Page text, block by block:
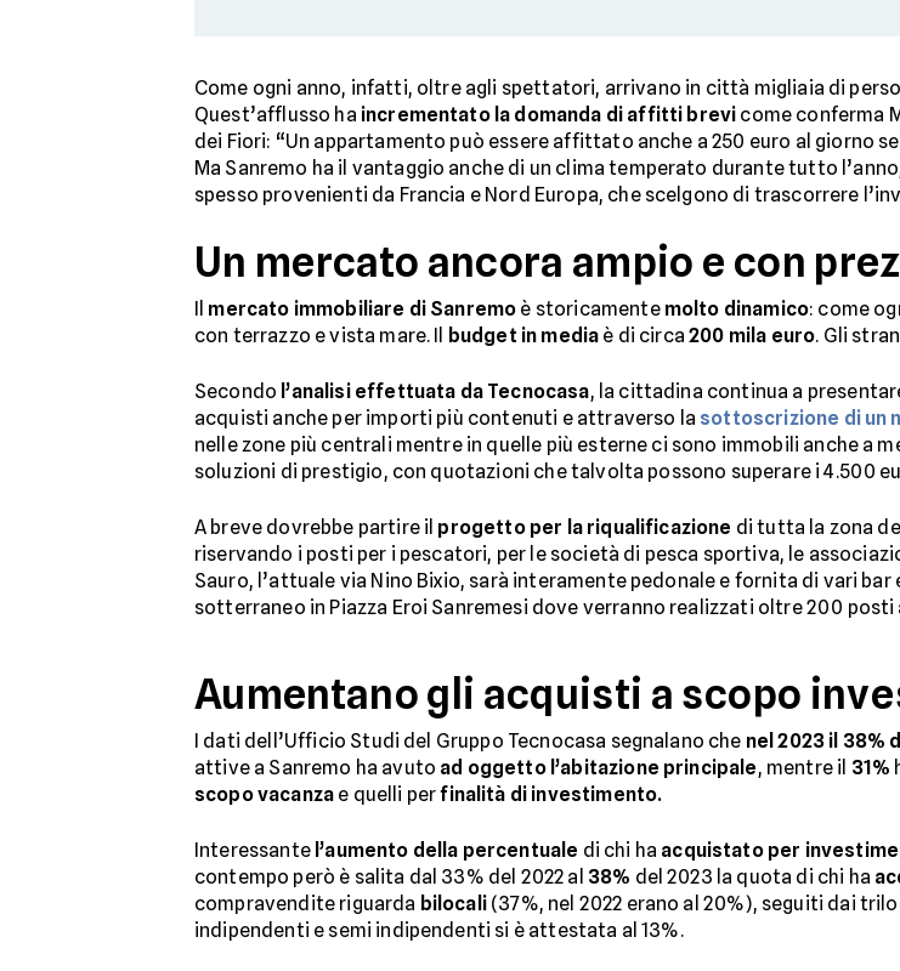
Come ogni anno, infatti, oltre agli spettatori, arrivano in città migliaia di
Quest’afflusso ha incrementato la domanda di affitti brevi come conferma
dei Fiori: “Un appartamento può essere affittato anche a 250 euro al giorno
Ma Sanremo ha il vantaggio anche di un clima temperato durante tutto
spesso provenienti da Francia e Nord Europa, che scelgono di trascorrere
Un mercato ancora ampio e con
Il mercato immobiliare di Sanremo è storicamente molto dinamico: come
con terrazzo e vista mare. Il
budget in media è di circa200 mila euro. Gli
Secondo l’analisi effettuata da Tecnocasa, la cittadina continua a
acquisti anche per importi più contenuti e attraverso la sottoscrizione di un
nelle zone più centrali mentre in quelle più esterne ci sono immobili anche a
soluzioni di prestigio, con quotazioni che talvolta possono superare i 4.500
A breve dovrebbe partire il progetto per la riqualificazione di tutta la zona del
riservando i posti per i pescatori, per le società di pesca sportiva, le
Sauro, l’attuale via Nino Bixio, sarà interamente pedonale e fornita di vari
sotterraneo in Piazza Eroi Sanremesi dove verranno realizzati oltre 200
Aumentano gli acquisti a scopo
I dati dell’Ufficio Studi del Gruppo Tecnocasa segnalano che nel 2023 il 38%
attive a Sanremo ha avuto ad oggetto l’abitazione principale, mentre il 31%
scopo vacanza e quelli perfinalità di investimento.
Interessante l’aumento della percentuale di chi ha acquistato per
contempo però è salita dal 33% del 2022 al 38% del 2023 la quota di chi ha
compravendite riguarda bilocali(37%, nel 2022 erano al 20%), seguiti dai
indipendenti e semi indipendenti si è attestata al 13%.